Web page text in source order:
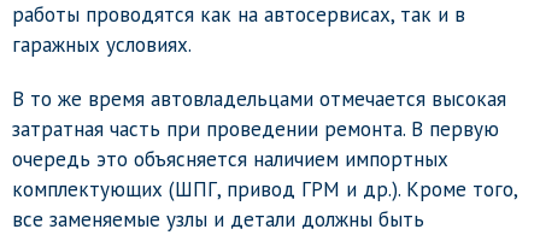
работы проводятся как на автосервисах, так и в
гаражных условиях.
В то же время автовладельцами отмечается высокая
затратная часть при проведении ремонта. В первую
очередь это объясняется наличием импортных
комплектующих (ШПГ, привод ГРМ и др.). Кроме того,
все заменяемые узлы и детали должны быть